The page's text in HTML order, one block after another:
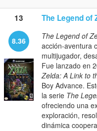
13 The Legend of
8.36 The Legend of
acción-aventura
multijugador,
Fue lanzado en
Zelda: A Link to
Boy Advance.
la serie The
ofreciendo una
exploración,
dinámica